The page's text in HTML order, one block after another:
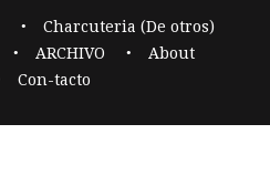
Charcuteria (De otros)
ARCHIVO
About
Con-tacto